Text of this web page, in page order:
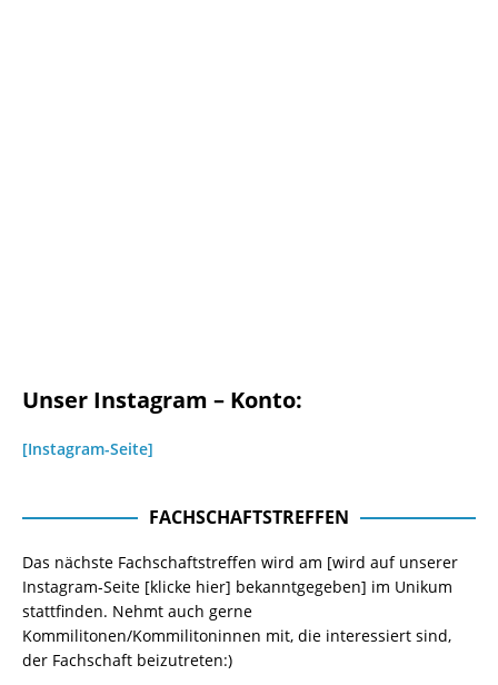
Unser Instagram – Konto:
[Instagram-Seite]
FACHSCHAFTSTREFFEN
Das nächste Fachschaftstreffen wird am [wird auf unserer
Instagram-Seite [klicke hier] bekanntgegeben] im Unikum
stattfinden. Nehmt auch gerne
Kommilitonen/Kommilitoninnen mit, die interessiert sind,
der Fachschaft beizutreten:)